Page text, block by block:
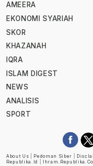
AMEERA
EKONOMI SYARIAH
SKOR
KHAZANAH
IQRA
ISLAM DIGEST
NEWS
ANALISIS
SPORT
About Us Pedoman Siber
Republika.id